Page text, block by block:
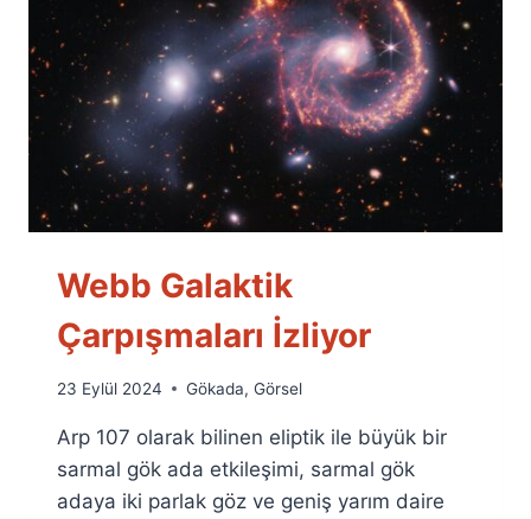
Webb Galaktik
Çarpışmaları İzliyor
By
Fuat
Özyar
23 Eylül 2024 Gökada, Görsel
Arp 107 olarak bilinen eliptik ile büyük bir
sarmal gök ada etkileşimi, sarmal gök
adaya iki parlak göz ve geniş yarım daire